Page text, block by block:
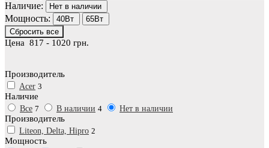
Наличие:
Нет в наличии
Мощность: 40Вт
65Вт
Сбросить все
Цена 817 - 1020 грн.
Производитель
Acer 3
Наличие
Все 7 В наличии 4 Нет в наличии
Производитель
Liteon, Delta, Hipro 2
Мощность